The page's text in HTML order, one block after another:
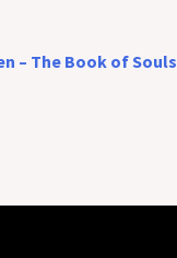
– The Book of Souls